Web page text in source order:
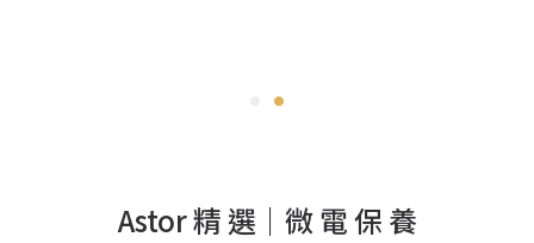
Astor 精 選｜微 電 保 養